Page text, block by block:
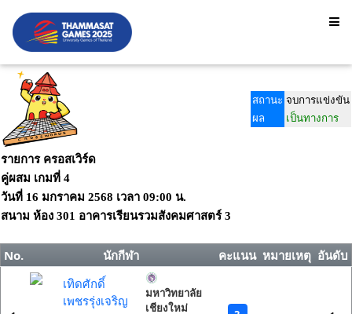
สถานะ จบการแข่งขัน
ผล
เป็นทางการ
รายการ ครอสเวิร์ด
คู่ผสม เกมที่ 4
วันที่ 16 มกราคม 2568 เวลา 09:00 น.
สนาม ห้อง 301 อาคารเรียนรวมสังคมศาสตร์ 3
No. นักกีฬา คะแนน หมายเหตุ อันดับ
เทิดศักดิ์
เพชรรุ่งเจริญ
มหาวิทยาลัย
เชียงใหม่